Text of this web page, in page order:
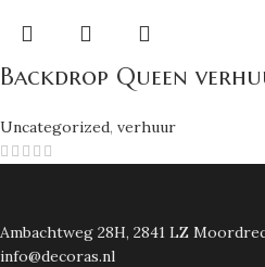
Backdrop Queen
Uncategorized, verhuur
Ambachtweg 28H, 2841 LZ
info@decoras.nl